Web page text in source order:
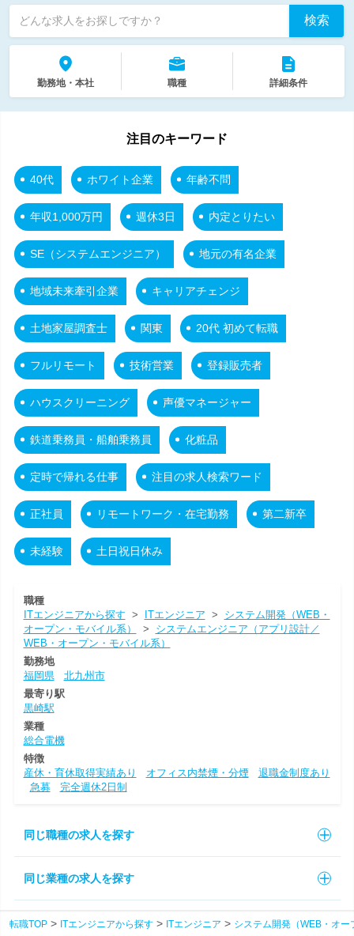
どんな求人をお探しですか？ 検索
勤務地・本社 職種 詳細条件
注目のキーワード
40代 ホワイト企業 年齢不問
年収1,000万円 週休3日 内定とりたい
SE（システムエンジニア） 地元の有名企業
地域未来牽引企業 キャリアチェンジ
土地家屋調査士 関東 20代 初めて転職
フルリモート 技術営業 登録販売者
ハウスクリーニング 声優マネージャー
鉄道乗務員・船舶乗務員 化粧品
定時で帰れる仕事 注目の求人検索ワード
正社員 リモートワーク・在宅勤務 第二新卒
未経験 土日祝日休み
職種
ITエンジニアから探す > ITエンジニア > システム開発（WEB・
オープン・モバイル系）
> システムエンジニア（アプリ設計／
WEB・オープン・モバイル系）
勤務地
福岡県
北九州市
最寄り駅
黒崎駅
業種
総合電機
特徴
産休・育休取得実績あり
オフィス内禁煙・分煙
退職金制度あり
急募
完全週休2日制
同じ職種の求人を探す
同じ業種の求人を探す
転職TOP ITエンジニアから探す ITエンジニア システム開発（WEB・オ